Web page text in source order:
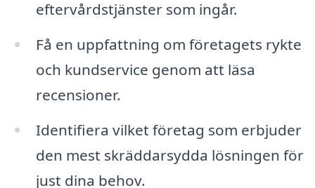
eftervårdstjänster som ingår.
Få en uppfattning om företagets rykte
och kundservice genom att läsa
recensioner.
Identifiera vilket företag som erbjuder
den mest skräddarsydda lösningen för
just dina behov.